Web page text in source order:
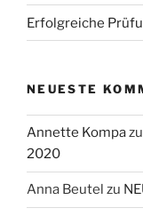
Erfolgreiche
NEUESTE
Annette Kompazu
2020
Anna Beutel zu